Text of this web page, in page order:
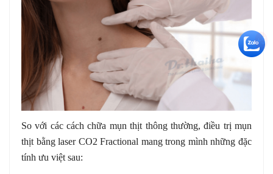
So với các cách chữa mụn thịt thông thường, điều trị mụn
thịt bằng laser CO2 Fractional mang trong mình những đặc
tính ưu việt sau:
+5